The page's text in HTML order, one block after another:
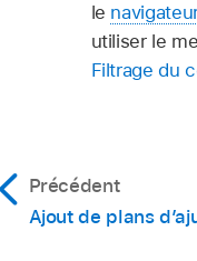
le
utiliser le
Filtrage du
Précédent
Ajout de plans